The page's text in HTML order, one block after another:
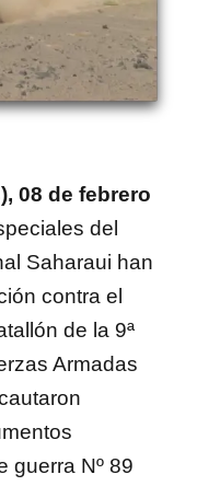
08 de febrero
del
Saharaui han
contra el
de la 9ª
Armadas
guerra Nº 89